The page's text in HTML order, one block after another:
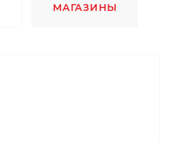
МАГАЗИНЫ